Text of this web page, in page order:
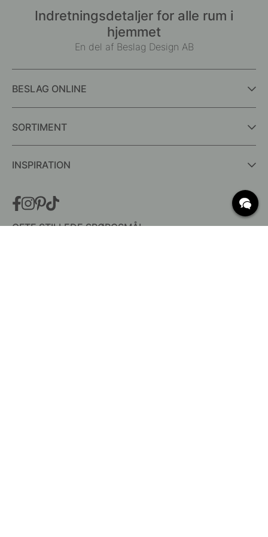
Indretningsdetaljer for alle rum i
hjemmet
En del af Beslag Design AB
BESLAG ONLINE
SORTIMENT
INSPIRATION
OFTE STILLEDE SPØRGSMÅL